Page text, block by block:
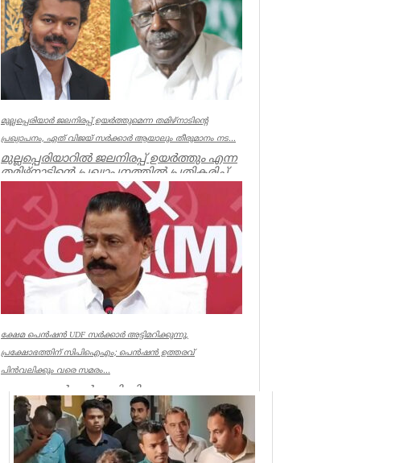
മുല്ലപ്പെരിയാർ ജലനിരപ്പ് ഉയർത്തുമെന്ന തമിഴ്നാടിന്റെ
പ്രഖ്യാപനം, ഏത് വിജയ് സർക്കാർ ആയാലും തീരുമാനം നട...
മുല്ലപ്പെരിയാറിൽ ജലനിരപ്പ് ഉയർത്തും എന്ന
തമിഴ്നാടിന്റെ പ്രഖ്യാപനത്തിൽ പ്രതികരിച്ച്
മുൻമന്ത്രി എം എം...
Kerala
ക്ഷേമ പെൻഷൻ UDF സർക്കാർ അട്ടിമറിക്കുന്നു,
പ്രക്ഷോഭത്തിന് സിപിഐഎം; പെൻഷൻ ഉത്തരവ്
പിൻവലിക്കും വരെ സമരം...
ക്ഷേമ പെൻഷൻ അട്ടിമറിക്കാനുള്ള ബോധ
പൂർവമായ ശ്രമമാണ് യു ഡി എഫ് സർക്കാർ
നടത്തുന്നതെന്ന് സിപിഐഎം സംസ്ഥാ...
Kerala